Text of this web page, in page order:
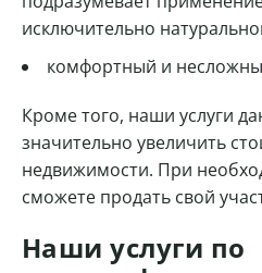
исключительно
комфортный и
Кроме того, наши услуги
значительно увеличить
недвижимости. При
сможете продать свой
Наши услуги по